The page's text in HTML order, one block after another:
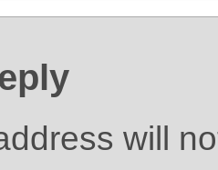
will